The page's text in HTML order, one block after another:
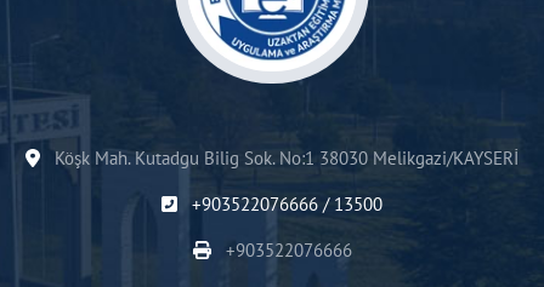
Köşk Mah. Kutadgu Bilig Sok. No:1 38030 Melikgazi/KAYSERİ
+903522076666 / 13500
+903522076666